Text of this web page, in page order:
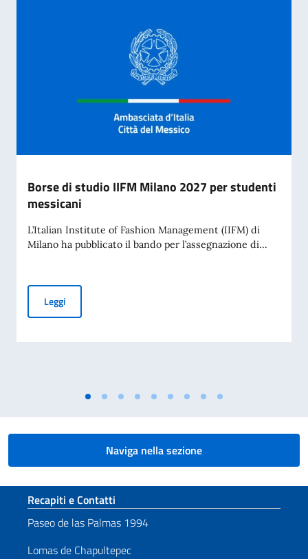
Borse di studio IIFM Milano 2027 per studenti
messicani
L’Italian Institute of Fashion Management (IIFM) di
Milano ha pubblicato il bando per l’assegnazione di...
LeggiBorse di studio IIFM Milano 2027 per studenti messicani
Naviga nella sezione
Sezione footer
Recapiti e Contatti
Paseo de las Palmas 1994
Lomas de Chapultepec